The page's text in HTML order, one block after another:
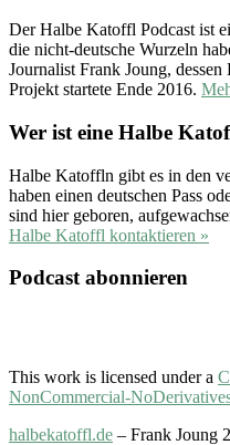
Der Halbe Katoffl Podcast ist
die nicht-deutsche Wurzeln
Journalist Frank Joung,
Projekt startete Ende 2016.
Wer ist eine Halbe
Halbe Katoffln gibt es in den
haben einen deutschen Pass
sind hier geboren,
Halbe Katoffl kontaktieren »
Podcast abonnieren
This work is licensed under a
NonCommercial-
halbekatoffl.de – Frank Joung